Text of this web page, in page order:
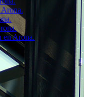
en Arona.